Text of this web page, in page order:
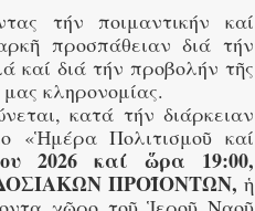
τήν ποιμαντικήν καί
προσπάθειαν διά τήν
καί διά τήν προβολήν τῆς
κληρονομίας.
κατά τήν διάρκειαν
«Ἡμέρα Πολιτισμοῦ καί
2026 καί ὥρα 19:00,
ΠΡΟΪΟΝΤΩΝ, ἡ